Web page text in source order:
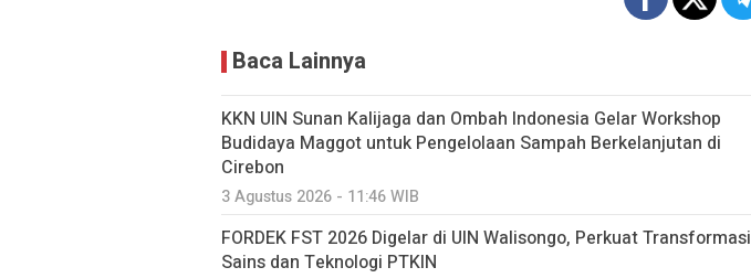
Baca Lainnya
KKN UIN Sunan Kalijaga dan Ombah Indonesia Gelar Workshop
Budidaya Maggot untuk Pengelolaan Sampah Berkelanjutan di
Cirebon
3 Agustus 2026 - 11:46 WIB
FORDEK FST 2026 Digelar di UIN Walisongo, Perkuat Transformasi
Sains dan Teknologi PTKIN